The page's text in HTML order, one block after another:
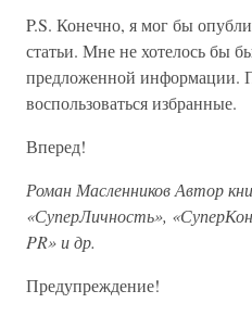
P.S. Конечно, я мог бы
статьи. Мне не хотелось бы
предложенной
воспользоваться избранные.
Вперед!
Роман МасленниковАвтор
«СуперЛичность»,
PR» и др.
Предупреждение!